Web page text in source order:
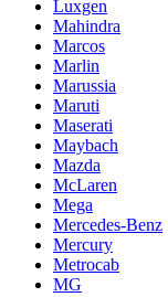
Luxgen
Mahindra
Marcos
Marlin
Marussia
Maruti
Maserati
Maybach
Mazda
McLaren
Mega
Mercedes-Benz
Mercury
Metrocab
MG